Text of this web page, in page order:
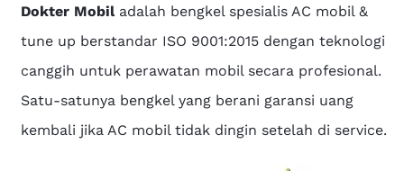
Dokter Mobiladalah bengkel spesialis AC mobil &
tune up berstandar ISO 9001:2015 dengan teknologi
canggih untuk perawatan mobil secara profesional.
Satu-satunya bengkel yang berani garansi uang
kembali jika AC mobil tidak dingin setelah di service.